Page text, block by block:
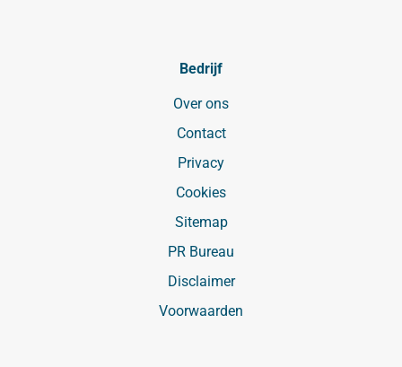
Bedrijf
Over ons
Contact
Privacy
Cookies
Sitemap
PR Bureau
Disclaimer
Voorwaarden